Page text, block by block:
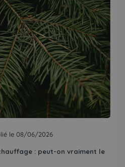
le 08/06/2026
: peut-on vraiment le